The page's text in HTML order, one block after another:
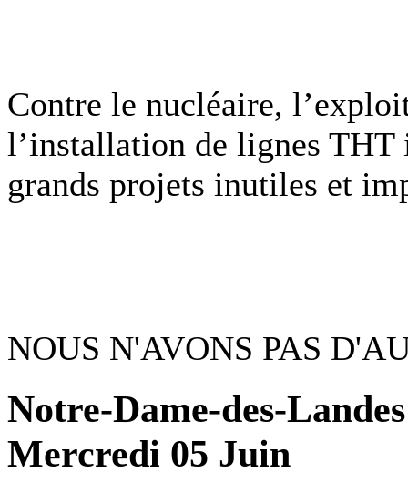
Contre le nucléaire,
l’installation de lignes
grands projets inutiles et
NOUS N'AVONS PAS
Notre-Dame-des-
Mercredi 05 Juin